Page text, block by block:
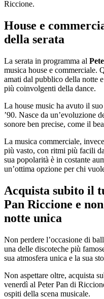
Riccione.
House e
della serata
La serata in programma al
musica house e commerciale.
amati dal pubblico della notte
più coinvolgenti della dance.
La house music ha avuto il
’90. Nasce da un’evoluzione
sonore ben precise, come il
La musica commerciale,
più vasto, con ritmi più facili
sua popolarità è in costante
un’ottima opzione per chi
Acquista subito il
Pan Riccione e
notte unica
Non perdere l’occasione di
una delle discoteche più
sua atmosfera unica e la sua
Non aspettare oltre, acquista
venerdì al Peter Pan di
ospiti della scena musicale.